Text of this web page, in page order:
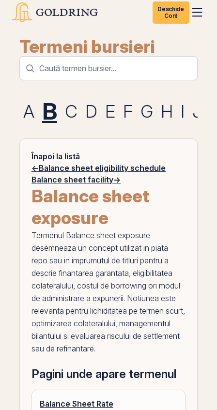
Deschide
Cont
Termeni bursieri
A B C D E F G H I J
Înapoi la listă
←Balance sheet eligibility schedule
Balance sheet facility→
Balance sheet
exposure
Termenul Balance sheet exposure
desemneaza un concept utilizat in piata
repo sau in imprumutul de titluri pentru a
descrie finantarea garantata, eligibilitatea
colateralului, costul de borrowing ori modul
de administrare a expunerii. Notiunea este
relevanta pentru lichiditatea pe termen scurt,
optimizarea colateralului, managementul
bilantului si evaluarea riscului de settlement
sau de refinantare.
Pagini unde apare termenul
Balance Sheet Rate